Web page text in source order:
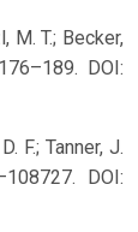
M. T.; Becker,
DOI:
F.; Tanner, J.
DOI: